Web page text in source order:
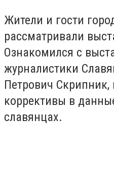
Жители и гости
рассматривали
Ознакомился с
журналистики
Петрович Скрипник,
коррективы в
славянцах.